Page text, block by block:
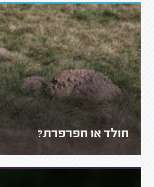
חולד או חפרפרת?